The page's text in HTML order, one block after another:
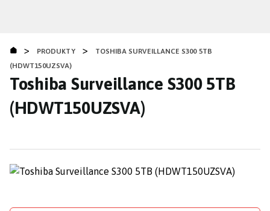
obsahu
> PRODUKTY >
TOSHIBA SURVEILLANCE S300 5TB
(HDWT150UZSVA)
Toshiba Surveillance S300 5TB
(HDWT150UZSVA)